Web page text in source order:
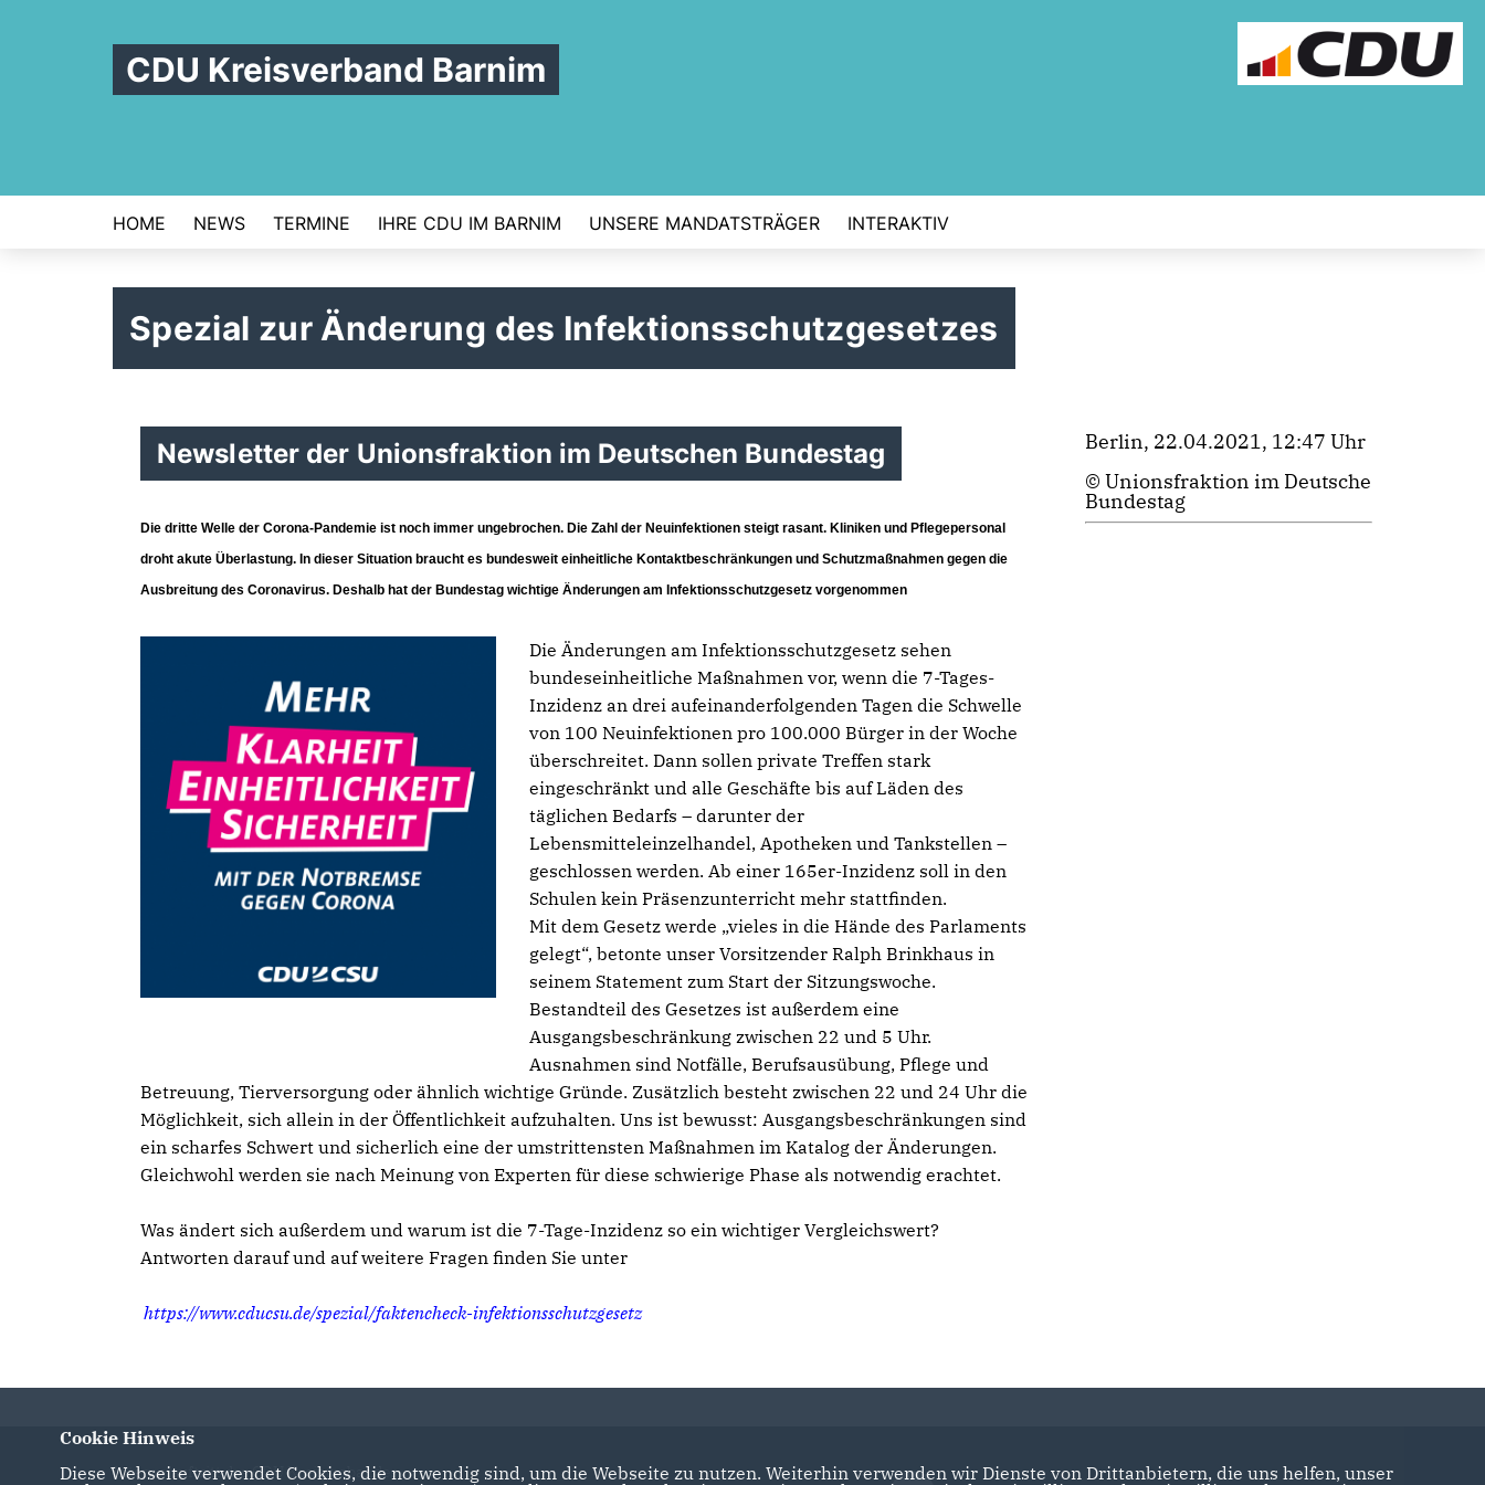
CDU Kreisverband Barnim
HOME NEWS TERMINE IHRE CDU IM BARNIM UNSERE MANDATSTRÄGER INTERAKTIV
Spezial zur Änderung des Infektionsschutzgesetzes
Newsletter der Unionsfraktion im Deutschen Bundestag
Die dritte Welle der Corona-Pandemie ist noch immer ungebrochen. Die Zahl der Neuinfektionen steigt rasant. Kliniken und Pflegepersonal
droht akute Überlastung. In dieser Situation braucht es bundesweit einheitliche Kontaktbeschränkungen und Schutzmaßnahmen gegen die
Ausbreitung des Coronavirus. Deshalb hat der Bundestag wichtige Änderungen am Infektionsschutzgesetz vorgenommen
Die Änderungen am Infektionsschutzgesetz sehen
bundeseinheitliche Maßnahmen vor, wenn die 7-Tages-
Inzidenz an drei aufeinanderfolgenden Tagen die Schwelle
von 100 Neuinfektionen pro 100.000 Bürger in der Woche
überschreitet. Dann sollen private Treffen stark
eingeschränkt und alle Geschäfte bis auf Läden des
täglichen Bedarfs – darunter der
Lebensmitteleinzelhandel, Apotheken und Tankstellen –
geschlossen werden. Ab einer 165er-Inzidenz soll in den
Schulen kein Präsenzunterricht mehr stattfinden.
Mit dem Gesetz werde „vieles in die Hände des Parlaments
gelegt“, betonte unser Vorsitzender Ralph Brinkhaus in
seinem Statement zum Start der Sitzungswoche.
Bestandteil des Gesetzes ist außerdem eine
Ausgangsbeschränkung zwischen 22 und 5 Uhr.
Ausnahmen sind Notfälle, Berufsausübung, Pflege und
Betreuung, Tierversorgung oder ähnlich wichtige Gründe. Zusätzlich besteht zwischen 22 und 24 Uhr die
Möglichkeit, sich allein in der Öffentlichkeit aufzuhalten. Uns ist bewusst: Ausgangsbeschränkungen sind
ein scharfes Schwert und sicherlich eine der umstrittensten Maßnahmen im Katalog der Änderungen.
Gleichwohl werden sie nach Meinung von Experten für diese schwierige Phase als notwendig erachtet.
Was ändert sich außerdem und warum ist die 7-Tage-Inzidenz so ein wichtiger Vergleichswert?
Antworten darauf und auf weitere Fragen finden Sie unter
https://www.cducsu.de/spezial/faktencheck-infektionsschutzgesetz
Berlin, 22.04.2021, 12:47 Uhr
© Unionsfraktion im Deutsche
Bundestag
Internetauftritt des CDU Kreisverbandes
Cookie Hinweis
Diese Webseite verwendet Cookies, die notwendig sind, um die Webseite zu nutzen. Weiterhin verwenden wir Dienste von Drittanbietern, die uns helfen, unser